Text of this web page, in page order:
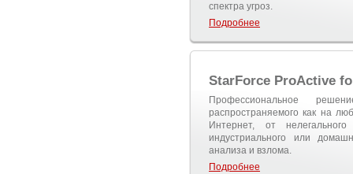
спектра угроз.
Подробнее
StarForce ProActive
Профессиональное
распространяемого как на
Интернет, от
индустриального или
анализа и взлома.
Подробнее